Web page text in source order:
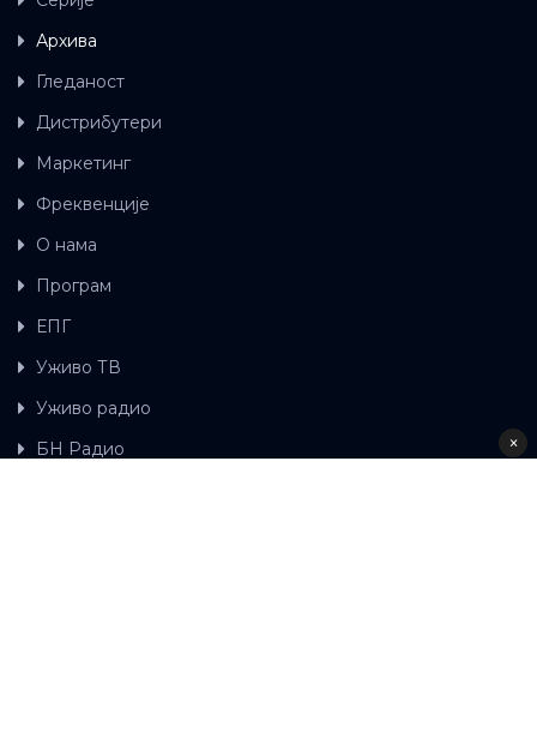
Архива
Гледаност
Дистрибутери
Маркетинг
Фреквенције
О нама
Програм
ЕПГ
Уживо ТВ
Уживо радио
БН Радио
×